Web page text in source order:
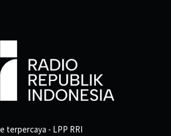
terpercaya - LPP RRI